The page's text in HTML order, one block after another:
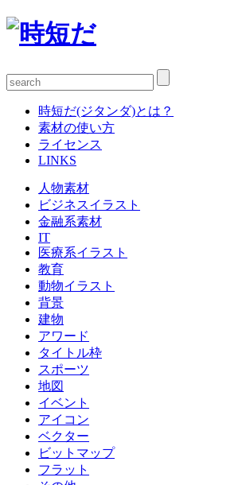
時短だ(ジタンダ)とは？
素材の使い方
ライセンス
LINKS
人物素材
ビジネスイラスト
金融系素材
IT
医療系イラスト
教育
動物イラスト
背景
建物
アワード
タイトル枠
スポーツ
地図
イベント
アイコン
ベクター
ビットマップ
フラット